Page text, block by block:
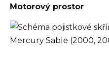
Motorový prostor